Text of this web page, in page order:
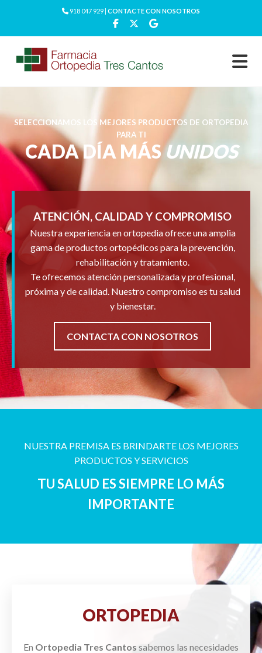
918 047 929 | CONTACTE CON NOSOTROS
SELECCIONAMOS LOS MEJORES PRODUCTOS DE ORTOPEDIA
PARA TI
CADA DÍA MÁSUNIDOS
ATENCIÓN, CALIDAD Y COMPROMISO
Nuestra experiencia en ortopedia ofrece una amplia
gama de productos ortopédicos para la prevención,
rehabilitación y tratamiento.
Te ofrecemos atención personalizada y profesional,
próxima y de calidad. Nuestro compromiso es tu salud
y bienestar.
CONTACTA CON NOSOTROS
NUESTRA PREMISA ES BRINDARTE LOS MEJORES
PRODUCTOS Y SERVICIOS
TU SALUD ES SIEMPRE LO MÁS
IMPORTANTE
ORTOPEDIA
En Ortopedia Tres Cantos sabemos las necesidades